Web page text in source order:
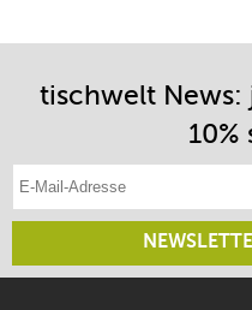
tischwelt News:
10%